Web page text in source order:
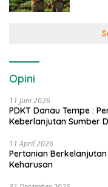
Opini
11 Juni 2026
PDKT Danau Tempe :
Keberlanjutan Sumber
11 April 2026
Pertanian
Keharusan